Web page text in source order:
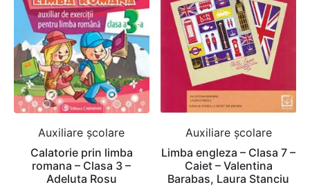
Auxiliare şcolare
Calatorie prin limba
romana – Clasa 3 –
Adeluta Rosu
Auxiliare şcolare
Limba engleza – Clasa 7 –
Caiet – Valentina
Barabas, Laura Stanciu